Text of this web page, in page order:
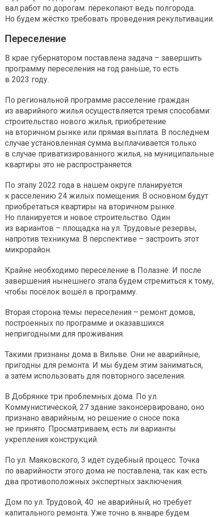
вал работ по дорогам: перекопают ведь полгорода.
Но будем жёстко требовать проведения рекультивации.
Переселение
В крае губернатором поставлена задача – завершить
программу переселения на год раньше, то есть
в 2023 году.
По региональной программе расселение граждан
из аварийного жилья осуществляется тремя способами:
строительство нового жилья, приобретение
на вторичном рынке или прямая выплата. В последнем
случае установленная сумма выплачивается только
в случае приватизированного жилья, на муниципальные
квартиры это не распространяется.
По этапу 2022 года в нашем округе планируется
к расселению 24 жилых помещения. В основном будут
приобретаться квартиры на вторичном рынке.
Но планируется и новое строительство. Один
из вариантов – площадка на ул. Трудовые резервы,
напротив техникума. В перспективе – застроить этот
микрорайон.
Крайне необходимо переселение в Полазне. И после
завершения нынешнего этапа будем стремиться к тому,
чтобы посёлок вошёл в программу.
Вторая сторона темы переселения – ремонт домов,
построенных по программе и оказавшихся
непригодными для проживания.
Такими признаны дома в Вильве. Они не аварийные,
пригодны для ремонта. И мы будем этим заниматься,
а затем использовать для повторного заселения.
В Добрянке три проблемных дома. По ул.
Коммунистической, 27 здание законсервировано, оно
признано аварийным, но решение о сносе пока
не принято. Просматриваем, есть ли варианты
укрепления конструкций.
По ул. Маяковского, 3 идёт судебный процесс. Точка
по аварийности этого дома не поставлена, так как есть
два противоположных экспертных заключения.
Дом по ул. Трудовой, 40 не аварийный, но требует
капитального ремонта. Уже точно в январе будем